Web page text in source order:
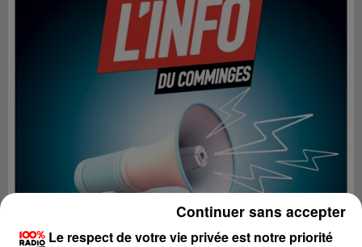
Le respect de votre vie privée est notre priorité
Continuer sans accepter